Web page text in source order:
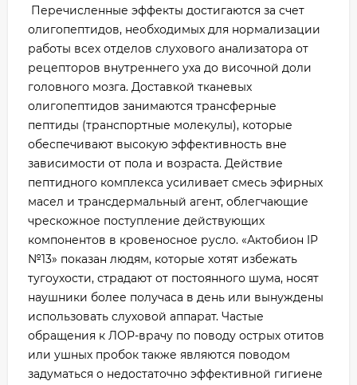
Перечисленные эффекты достигаются за счет
олигопептидов, необходимых для нормализации
работы всех отделов слухового анализатора от
рецепторов внутреннего уха до височной доли
головного мозга. Доставкой тканевых
олигопептидов занимаются трансферные
пептиды (транспортные молекулы), которые
обеспечивают высокую эффективность вне
зависимости от пола и возраста. Действие
пептидного комплекса усиливает смесь эфирных
масел и трансдермальный агент, облегчающие
чрескожное поступление действующих
компонентов в кровеносное русло. «Актобион IP
№13» показан людям, которые хотят избежать
тугоухости, страдают от постоянного шума, носят
наушники более получаса в день или вынуждены
использовать слуховой аппарат. Частые
обращения к ЛОР-врачу по поводу острых отитов
или ушных пробок также являются поводом
задуматься о недостаточно эффективной гигиене